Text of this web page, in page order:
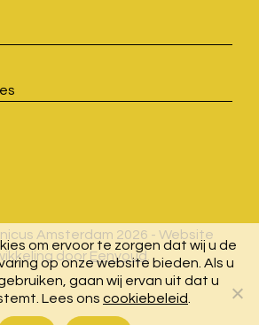
Amsterdam 2026 - Website
door Eenvoud
om ervoor te zorgen dat wij u de
op onze website bieden. Als u
gaan wij ervan uit dat u
Lees ons cookiebeleid